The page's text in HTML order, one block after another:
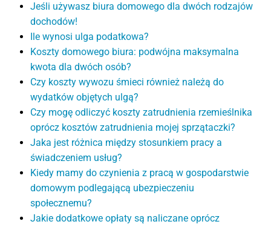
Jeśli używasz biura domowego dla dwóch rodzajów
dochodów!
Ile wynosi ulga podatkowa?
Koszty domowego biura: podwójna maksymalna
kwota dla dwóch osób?
Czy koszty wywozu śmieci również należą do
wydatków objętych ulgą?
Czy mogę odliczyć koszty zatrudnienia rzemieślnika
oprócz kosztów zatrudnienia mojej sprzątaczki?
Jaka jest różnica między stosunkiem pracy a
świadczeniem usług?
Kiedy mamy do czynienia z pracą w gospodarstwie
domowym podlegającą ubezpieczeniu
społecznemu?
Jakie dodatkowe opłaty są naliczane oprócz